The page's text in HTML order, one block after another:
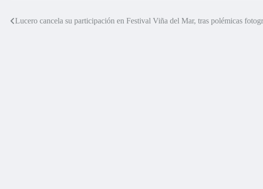
Navegación
Lucero cancela su participación en Festival Viña del Mar, tras polémicas